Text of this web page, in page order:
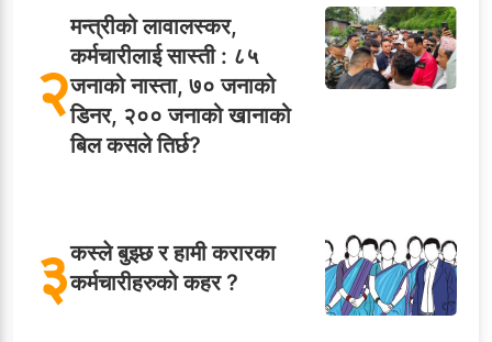
२
मन्त्रीको लावालस्कर,
कर्मचारीलाई सास्ती : ८५
जनाको नास्ता, ७० जनाको
डिनर, २०० जनाको खानाको
बिल कसले तिर्छ?
३कस्ले बुझ्छ र हामी करारका
कर्मचारीहरुको कहर ?